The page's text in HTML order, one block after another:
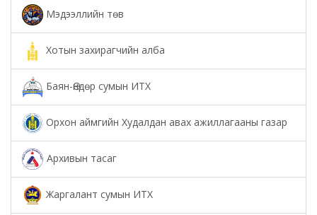
Мэдээллийн төв
Хотын захирагчийн алба
Баян-Өндөр сумын ИТХ
Орхон аймгийн Худалдан авах ажиллагааны газар
Архивын тасаг
Жаргалант сумын ИТХ